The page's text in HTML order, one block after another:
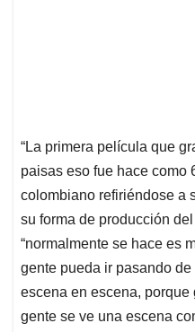
“La primera película que
paisas eso fue hace como
colombiano refiriéndose a
su forma de producción
“normalmente se hace es
gente pueda ir pasando
escena en escena,
gente se ve una escena